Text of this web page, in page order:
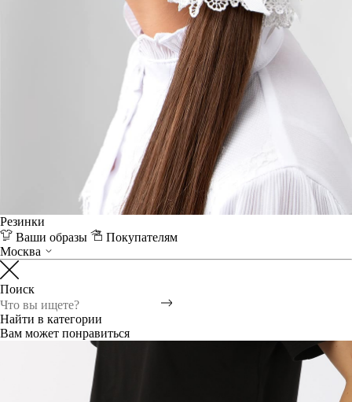
Резинки
Ваши образы
Покупателям
Москва
Поиск
Найти в категории
Вам может понравиться